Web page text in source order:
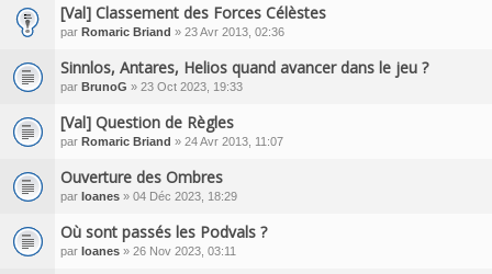
[Val] Classement des Forces Célèstes
par Romaric Briand » 23 Avr 2013, 02:36
Sinnlos, Antares, Helios quand avancer dans le jeu ?
par BrunoG » 23 Oct 2023, 19:33
[Val] Question de Règles
par Romaric Briand » 24 Avr 2013, 11:07
Ouverture des Ombres
par Ioanes » 04 Déc 2023, 18:29
Où sont passés les Podvals ?
par Ioanes » 26 Nov 2023, 03:11